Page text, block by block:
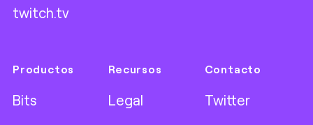
twitch.tv
Productos
Bits
Recursos
Legal
Contacto
Twitter